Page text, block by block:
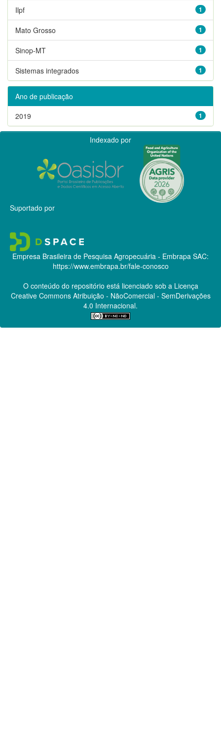
1
Ilpf
1
Mato Grosso
1
Sinop-MT
1
Sistemas integrados
Ano de publicação
1
2019
Indexado por
Suportado por
Empresa Brasileira de Pesquisa Agropecuária - Embrapa SAC:
https://www.embrapa.br/fale-conosco
O conteúdo do repositório está licenciado sob a Licença
Creative CommonsAtribuição - NãoComercial - SemDerivações
4.0 Internacional.